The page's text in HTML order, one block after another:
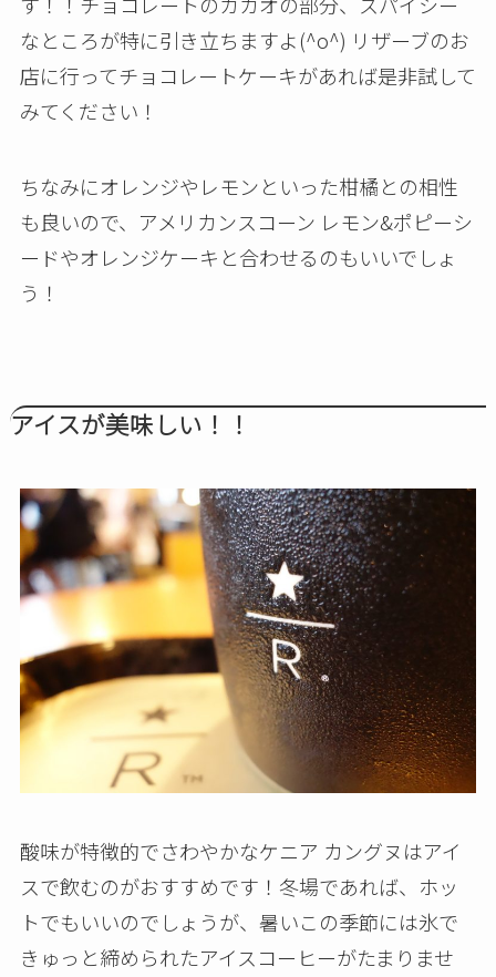
なところが特に引き立ちますよ(^o^) リザーブのお
店に行ってチョコレートケーキがあれば是非試して
みてください！
ちなみにオレンジやレモンといった柑橘との相性
も良いので、アメリカンスコーン レモン&ポピーシ
ードやオレンジケーキと合わせるのもいいでしょ
う！
アイスが美味しい！！
酸味が特徴的でさわやかなケニア カングヌはアイ
スで飲むのがおすすめです！冬場であれば、ホッ
トでもいいのでしょうが、暑いこの季節には氷で
きゅっと締められたアイスコーヒーがたまりませ